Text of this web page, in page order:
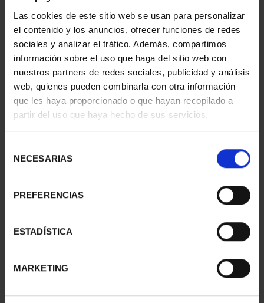
Las cookies de este sitio web se usan para personalizar
el contenido y los anuncios, ofrecer funciones de redes
sociales y analizar el tráfico. Además, compartimos
información sobre el uso que haga del sitio web con
nuestros partners de redes sociales, publicidad y análisis
web, quienes pueden combinarla con otra información
que les haya proporcionado o que hayan recopilado a
partir del uso que haya hecho de sus servicios.
NECESARIAS
PREFERENCIAS
ESTADÍSTICA
MARKETING
PATRIMONIO
NACIONAL I - EL
73,00 €